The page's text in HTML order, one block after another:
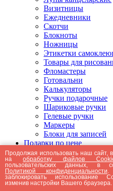
Визитницы
Ежедневники
Скотчи
Блокноты
Ножницы
Этикетки
Товары для
Фломастеры
Готовальни
Калькуляторы
Ручки подарочные
Шариковые ручки
Гелевые ручки
Маркеры
Блоки для записей
Подарки по цене
Подарки от 5000
Подарки до 5000
Подарки до 3000
Подарки до 2000
Подарки до 1000
Продолжая использовать наш сайт,
наобработку файлов
пользовательских данных, в
Политикой конфиденциальности
заблокировать использование
изменив настройки Вашего браузера.